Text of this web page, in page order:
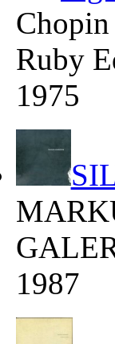
Ruby
1975
1987